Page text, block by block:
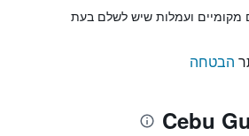
מקומיים ועמלות שיש לשלם בעת
הבטחה